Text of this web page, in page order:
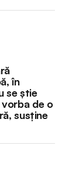
în
se știe
de o
susține